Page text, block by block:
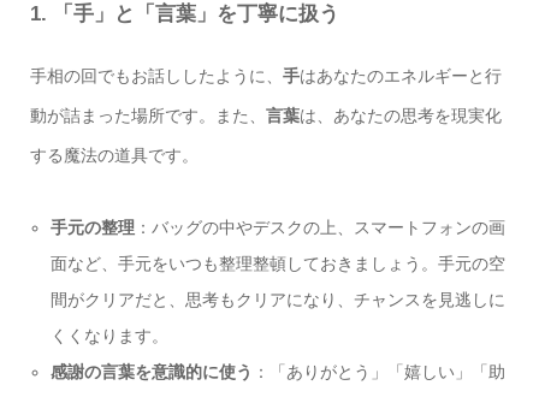
1. 「手」と「言葉」を丁寧に扱う
手相の回でもお話ししたように、 手はあなたのエネルギーと行
動が詰まった場所です。また、 言葉は、あなたの思考を現実化
する魔法の道具です。
手元の整理 ：バッグの中やデスクの上、スマートフォンの画
面など、手元をいつも整理整頓しておきましょう。手元の空
間がクリアだと、思考もクリアになり、チャンスを見逃しに
くくなります。
感謝の言葉を意識的に使う ：「ありがとう」「嬉しい」「助